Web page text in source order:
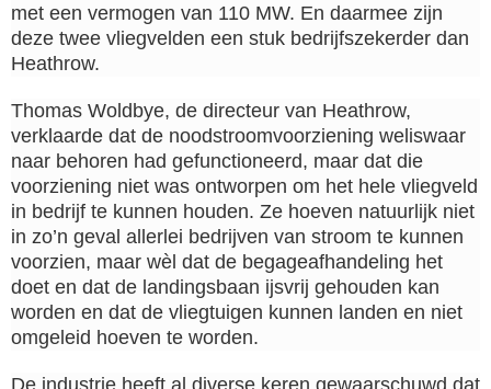
met een vermogen van 110 MW. En daarmee zijn
deze twee vliegvelden een stuk bedrijfszekerder dan
Heathrow.
Thomas Woldbye, de directeur van Heathrow,
verklaarde dat de noodstroomvoorziening weliswaar
naar behoren had gefunctioneerd, maar dat die
voorziening niet was ontworpen om het hele vliegveld
in bedrijf te kunnen houden. Ze hoeven natuurlijk niet
in zo’n geval allerlei bedrijven van stroom te kunnen
voorzien, maar wèl dat de begageafhandeling het
doet en dat de landingsbaan ijsvrij gehouden kan
worden en dat de vliegtuigen kunnen landen en niet
omgeleid hoeven te worden.
De industrie heeft al diverse keren gewaarschuwd dat